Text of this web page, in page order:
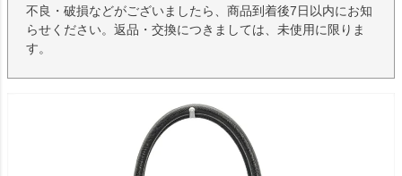
不良・破損などがございましたら、商品到着後7日以内にお知
らせください。返品・交換につきましては、未使用に限りま
す。